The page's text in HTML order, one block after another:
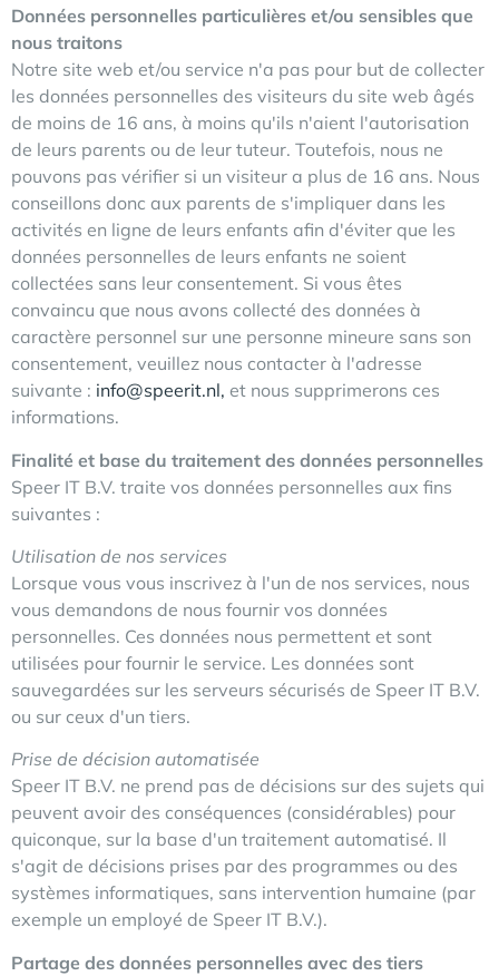
Données personnelles particulières et/ou sensibles que
nous traitons
Notre site web et/ou service n'a pas pour but de collecter
les données personnelles des visiteurs du site web âgés
de moins de 16 ans, à moins qu'ils n'aient l'autorisation
de leurs parents ou de leur tuteur. Toutefois, nous ne
pouvons pas vérifier si un visiteur a plus de 16 ans. Nous
conseillons donc aux parents de s'impliquer dans les
activités en ligne de leurs enfants afin d'éviter que les
données personnelles de leurs enfants ne soient
collectées sans leur consentement. Si vous êtes
convaincu que nous avons collecté des données à
caractère personnel sur une personne mineure sans son
consentement, veuillez nous contacter à l'adresse
suivante : info@speerit.nl, et nous supprimerons ces
informations.
Finalité et base du traitement des données personnelles
Speer IT B.V. traite vos données personnelles aux fins
suivantes :
Utilisation de nos services
Lorsque vous vous inscrivez à l'un de nos services, nous
vous demandons de nous fournir vos données
personnelles. Ces données nous permettent et sont
utilisées pour fournir le service. Les données sont
sauvegardées sur les serveurs sécurisés de Speer IT B.V.
ou sur ceux d'un tiers.
Prise de décision automatisée
Speer IT B.V. ne prend pas de décisions sur des sujets qui
peuvent avoir des conséquences (considérables) pour
quiconque, sur la base d'un traitement automatisé. Il
s'agit de décisions prises par des programmes ou des
systèmes informatiques, sans intervention humaine (par
exemple un employé de Speer IT B.V.).
Partage des données personnelles avec des tiers